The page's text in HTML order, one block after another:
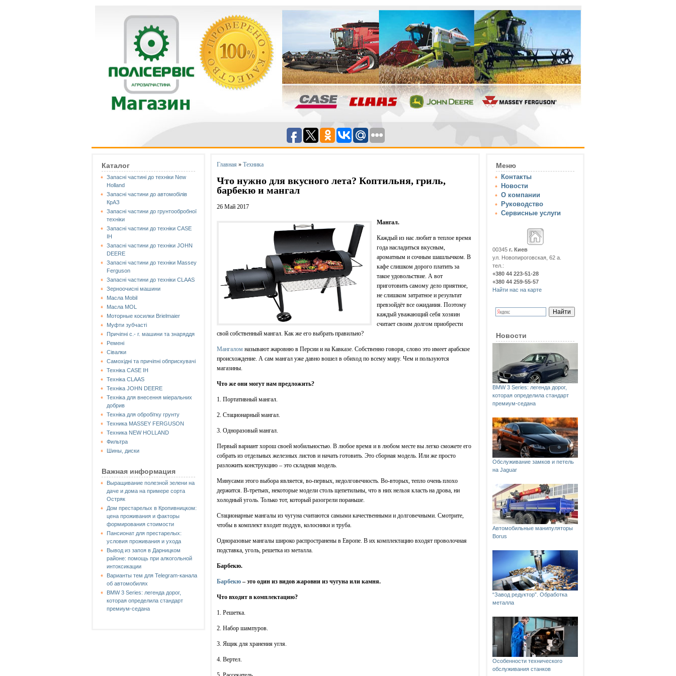
Каталог
Запасні частині до техніки New
Holland
Запасні частини до автомобілів
КрАЗ
Запасні частини до грунтообробної
техніки
Запасні частини до техніки CASE
IH
Запасні частини до техніки JOHN
DEERE
Запасні частини до техніки Massey
Ferguson
Запасні частини до техніки СLAAS
Зерноочисні машини
Масла Mobil
Масла MOL
Моторные косилки Brielmaier
Муфти зубчасті
Причіпні с.- г. машини та знаряддя
Ремені
Сівалки
Самохідні та причіпні обприскувачі
Техніка CASE IH
Техніка CLAAS
Техніка JOHN DEERE
Техніка для внесення міеральних
добрив
Техніка для обробітку грунту
Техника MASSEY FERGUSON
Техника NEW HOLLAND
Фильтра
Шины, диски
Важная информация
Выращивание полезной зелени на
даче и дома на примере сорта
Остряк
Дом престарелых в Кропивницком:
цена проживания и факторы
формирования стоимости
Пансионат для престарелых:
условия проживания и ухода
Вывод из запоя в Дарницком
районе: помощь при алкогольной
интоксикации
Варианты тем для Telegram-канала
об автомобилях
BMW 3 Series: легенда дорог,
которая определила стандарт
премиум-седана
Меню
Контакты
Новости
О компании
Руководство
Сервисные услуги
00345 г. Киев
ул. Новопироговская, 62 а.
тел.:
+380 44 223-51-28
+380 44 259-55-57
Найти нас на карте
Новости
BMW 3 Series: легенда дорог,
которая определила стандарт
премиум-седана
Обслуживание замков и петель
на Jaguar
Автомобильные манипуляторы
Borus
“Завод редуктор”. Обработка
металла
Особенности технического
обслуживания станков
Главная » Техника
Что нужно для вкусного лета? Коптильня, гриль,
барбекю и мангал
26 Май 2017
Мангал.
Каждый из нас любит в теплое время
года насладиться вкусным,
ароматным и сочным шашлычком. В
кафе слишком дорого платить за
такое удовольствие. А вот
приготовить самому дело приятное,
не слишком затратное и результат
превзойдёт все ожидания. Поэтому
каждый уважающий себя хозяин
считает своим долгом приобрести
свой собственный мангал. Как же его выбрать правильно?
Мангалом называют жаровню в Персии и на Кавказе. Собственно говоря, слово это имеет арабское
происхождение. А сам мангал уже давно вошел в обиход по всему миру. Чем и пользуются
магазины.
Что же они могут нам предложить?
1. Портативный мангал.
2. Стационарный мангал.
3. Одноразовый мангал.
Первый вариант хорош своей мобильностью. В любое время и в любом месте вы легко сможете его
собрать из отдельных железных листов и начать готовить. Это сборная модель. Или же просто
разложить конструкцию – это складная модель.
Минусами этого выбора является, во-первых, недолговечность. Во-вторых, тепло очень плохо
держится. В-третьих, некоторые модели столь щепетильны, что в них нельзя класть на дрова, ни
холодный уголь. Только тот, который разогрели пораньше.
Стационарные мангалы из чугуна считаются самыми качественными и долговечными. Смотрите,
чтобы в комплект входит поддув, колосники и труба.
Одноразовые мангалы широко распространены в Европе. В их комплектацию входят проволочная
подставка, уголь, решетка из металла.
Барбекю.
Барбекю – это один из видов жаровни из чугуна или камня.
Что входит в комплектацию?
1. Решетка.
2. Набор шампуров.
3. Ящик для хранения угля.
4. Вертел.